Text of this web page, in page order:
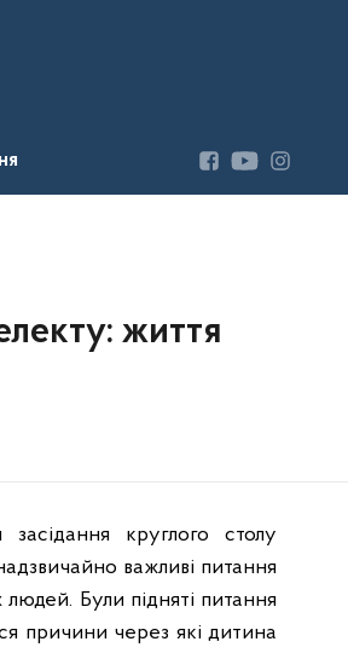
життя
круглого столу
важливі питання
людей. Були підняті питання
причини через які дитина